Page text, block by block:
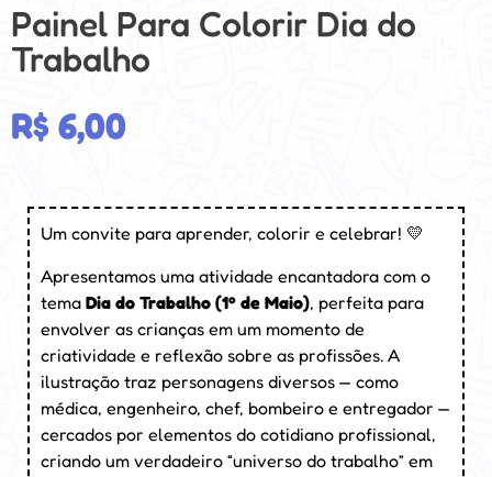
Painel Para Colorir Dia do
Trabalho
R$ 6,00
Um convite para aprender, colorir e celebrar! 💛
Apresentamos uma atividade encantadora com o
tema Dia do Trabalho (1º de Maio), perfeita para
envolver as crianças em um momento de
criatividade e reflexão sobre as profissões. A
ilustração traz personagens diversos — como
médica, engenheiro, chef, bombeiro e entregador —
cercados por elementos do cotidiano profissional,
criando um verdadeiro “universo do trabalho” em